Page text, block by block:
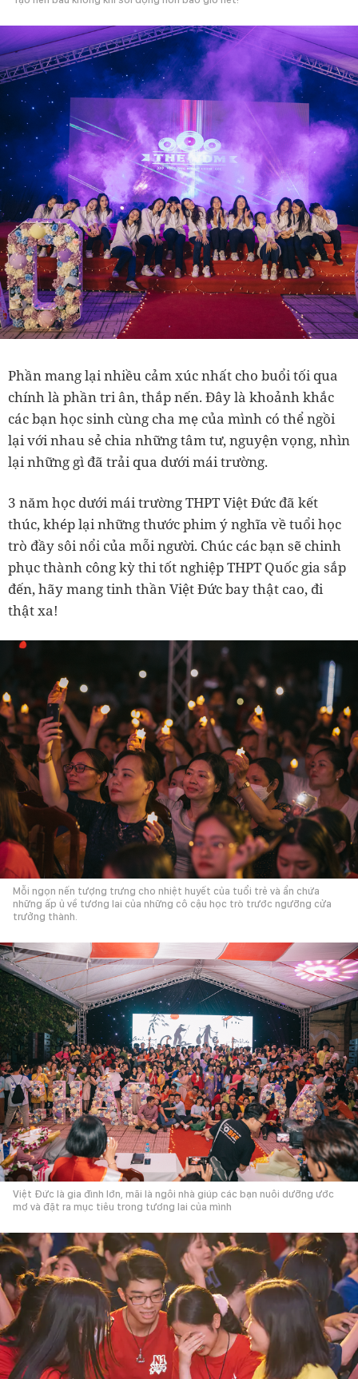
Phần mang lại nhiều cảm xúc nhất cho buổi tối qua
chính là phần tri ân, thắp nến. Đây là khoảnh khắc
các bạn học sinh cùng cha mẹ của mình có thể ngồi
lại với nhau sẻ chia những tâm tư, nguyện vọng, nhìn
lại những gì đã trải qua dưới mái trường.
3 năm học dưới mái trường THPT Việt Đức đã kết
thúc, khép lại những thước phim ý nghĩa về tuổi học
trò đầy sôi nổi của mỗi người. Chúc các bạn sẽ chinh
phục thành công kỳ thi tốt nghiệp THPT Quốc gia sắp
đến, hãy mang tinh thần Việt Đức bay thật cao, đi
thật xa!
Mỗi ngọn nến tượng trưng cho nhiệt huyết của tuổi trẻ và ẩn chứa
những ấp ủ về tương lai của những cô cậu học trò trước ngưỡng cửa
trưởng thành.
Việt Đức là gia đình lớn, mãi là ngôi nhà giúp các bạn nuôi dưỡng ước
mơ và đặt ra mục tiêu trong tương lai của mình